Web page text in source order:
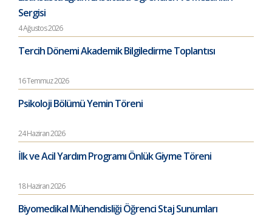
Sergisi
4 Ağustos 2026
Tercih Dönemi Akademik Bilgiledirme Toplantısı
16 Temmuz 2026
Psikoloji Bölümü Yemin Töreni
24 Haziran 2026
İlk ve Acil Yardım Programı Önlük Giyme Töreni
18 Haziran 2026
Biyomedikal Mühendisliği Öğrenci Staj Sunumları